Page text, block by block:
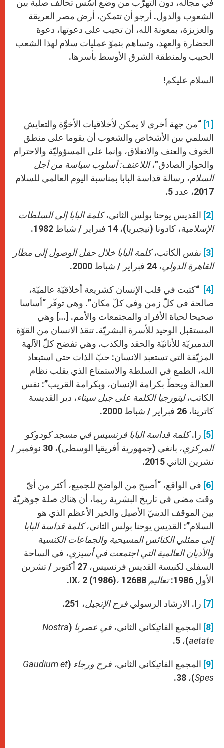
في مجاله، دون التهرّب من وضع أسُس تحالف صلبة بين
الشعوب والدول. أرجو أن تتمكن، أرض مصر العريقة
والعزيزة، بمعونة الله، أن تجيب على دعوتها، دعوة
الحضارة والعهد، وتساهم بنموّ عمليات سلام لهذا الشعب
الحبيب ولمنطقة الشرق الأوسط بأسرها.
السلام عليكم!
[1]
“من جهة أخرى لا يمكن لأخلاقيات الأخوَّة والتعايش
السلمي بين الأشخاص والشعوب أن يقوما على منطق
الخوف والعنف والانغلاق، وإنما على المسؤوليّة والاحترام
والحوار الصادق”،اللاعنف:أسلوب سياسة من أجل
السلام، رسالة قداسة البابا بمناسبة اليوم العالمي للسلام
2017، عدد 5.
[2] القديس يوحنا بولس الثاني،كلمة البابا إلى السلطات
الإسلامية، كادونا (نيجيريا)، 14 فبراير / شباط 1982.
[3] نفس الكاتب،كلمة البابا خلال حفل الوصول إلى مطار
القاهرة الدولي، 24 فبراير / شباط 2000.
[4]
“كتبت في قلب الإنسان كشريعة أخلاقيّة عالميّة،
صالحة في كلّ زمن وفي كلّ مكان”. وهي توفّر “أساسا
صحيحا لحياة الأفراد والمجتمعات والأمم. […] وهي
المستقبل الوحيد للأسرة البشريّة. تنقذ الانسان من القوّة
التدميريّة للأنانيّة والحقد والكذب. وهي تفضح كلّ الآلهة
المزيّفة التي تستعبد الانسان: حبّ الذات حتى استبعاد
الله، الطمع في السلطة والاستمتاع الذي يقلب نظام
العدالة ويحطّ بكرامة الإنسان، وبكرامة القريب”: نفس
الكاتب،ليتورجيا الكلمة على جبل سيناء، دير القديسة
كاترينا، 26 فبراير / شباط 2000.
[5] را.كلمة قداسة البابا فرنسيس في مسجد كودوكو
المركزي
، بانغي (جمهورية أفريقيا الوسطى)، 30 نوفمبر /
تشرين الثاني 2015.
[6]
في الواقع، “أصبح من الواضح للجميع، أكثر من أيّ
وقت مضى في تاريخ البشرية ربما، أن هناك صلة جوهريّة
بين الموقف الدينيّ الأصيل والخير الأعظم الذي هو
السلام”: القديس يوحنا بولس الثاني،كلمة قداسة البابا
إلى ممثلي الكنائس المسيحية والجماعات الكنسية
والأديان العالمية التي اجتمعت في أسيزي، في الساحة
السفلى لكنيسة القديس فرنسيس، 27 أكتوبر / تشرين
الأول 1986:
تعاليم
[7] را. الارشاد الرسولي فرح الإنجيل، 251.
[8] المجمع الفاتيكاني الثاني، في عصرنا (
Nostra
aetate)، 5.
[9] المجمع الفاتيكاني الثاني، فرح ورجاء (
Gaudium et
Spes)، 38.